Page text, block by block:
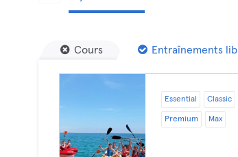
Cours Entraînements
Essential Classic
Premium Max